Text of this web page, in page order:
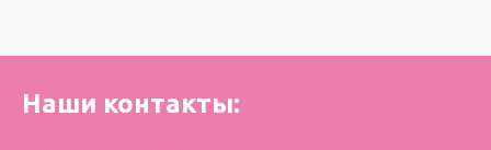
Наши контакты: